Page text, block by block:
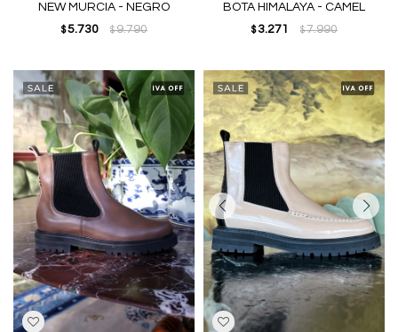
NEW MURCIA - NEGRO
$ 5.730 $9.790
BOTA HIMALAYA - CAMEL
$ 3.271 $7.990